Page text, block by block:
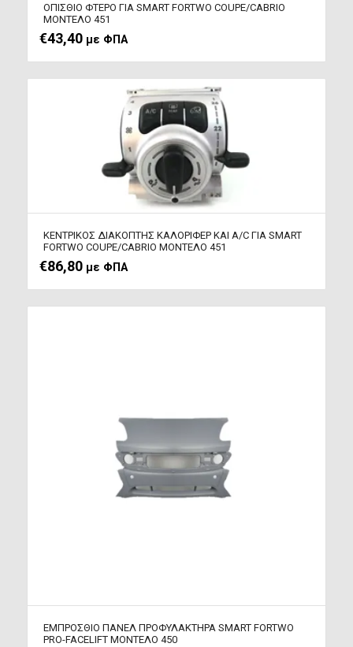
ΟΠΙΣΘΙΟ ΦΤΕΡΟ ΓΙΑ SMART FORTWO COUPE/CABRIO
ΜΟΝΤΕΛΟ 451
€43,40 με ΦΠΑ
ΚΕΝΤΡΙΚΟΣ ΔΙΑΚΟΠΤΗΣ ΚΑΛΟΡΙΦΕΡ ΚΑΙ A/C ΓΙΑ SMART
FORTWO COUPE/CABRIO ΜΟΝΤΕΛΟ 451
€86,80 με ΦΠΑ
ΕΜΠΡΟΣΘΙΟ ΠΑΝΕΛ ΠΡΟΦΥΛΑΚΤΗΡΑ SMART FORTWO
PRO-FACELIFT ΜΟΝΤΕΛΟ 450